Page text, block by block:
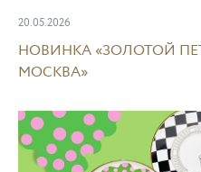
20.05.2026
НОВИНКА «ЗОЛОТОЙ
МОСКВА»